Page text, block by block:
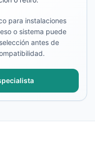
para instalaciones
o sistema puede
antes de